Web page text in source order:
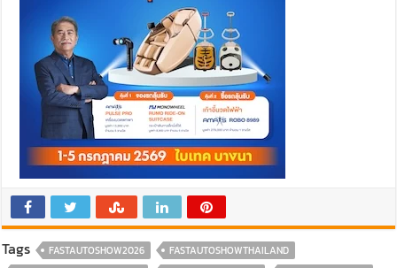
Tags FASTAUTOSHOW2026
FASTAUTOSHOWTHAILAND